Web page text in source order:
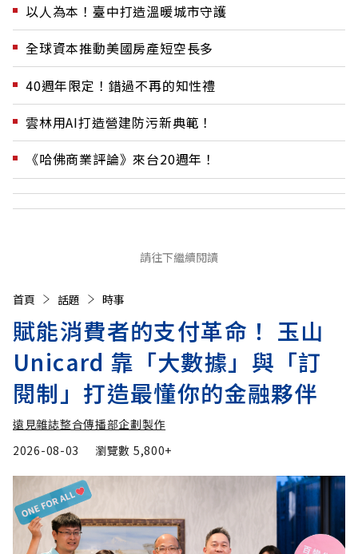
以人為本！臺中打造溫暖城市守護
全球資本推動美國房產短空長多
40週年限定！錯過不再的知性禮
雲林用AI打造營建防污新典範！
《哈佛商業評論》來台20週年！
請往下繼續閱讀
首頁 話題 時事
賦能消費者的支付革命！ 玉山
Unicard 靠「大數據」與「訂
閱制」打造最懂你的金融夥伴
遠見雜誌整合傳播部企劃製作
2026-08-03
瀏覽數 5,800+